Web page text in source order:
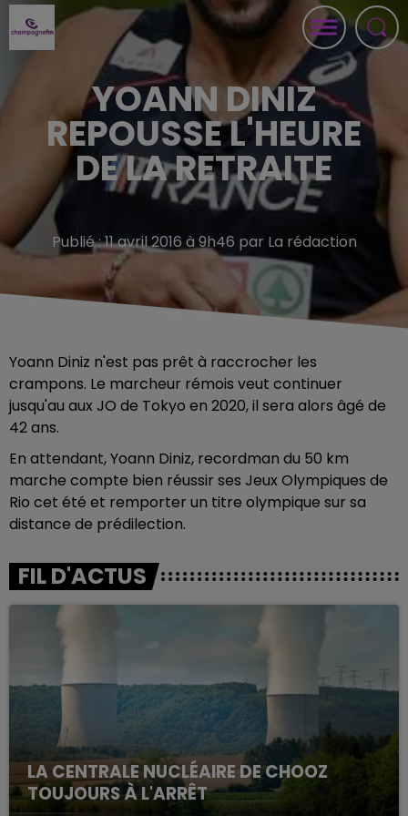
YOANN DINIZ
REPOUSSE L'HEURE
DE LA RETRAITE
Publié : 11 avril 2016 à 9h46 par La rédaction
Yoann Diniz n'est pas prêt à raccrocher les
crampons. Le marcheur rémois veut continuer
jusqu'au aux JO de Tokyo en 2020, il sera alors âgé de
42 ans.
En attendant, Yoann Diniz, recordman du 50 km
marche compte bien réussir ses Jeux Olympiques de
Rio cet été et remporter un titre olympique sur sa
distance de prédilection.
FIL D'ACTUS
LA CENTRALE NUCLÉAIRE DE CHOOZ
TOUJOURS À L'ARRÊT